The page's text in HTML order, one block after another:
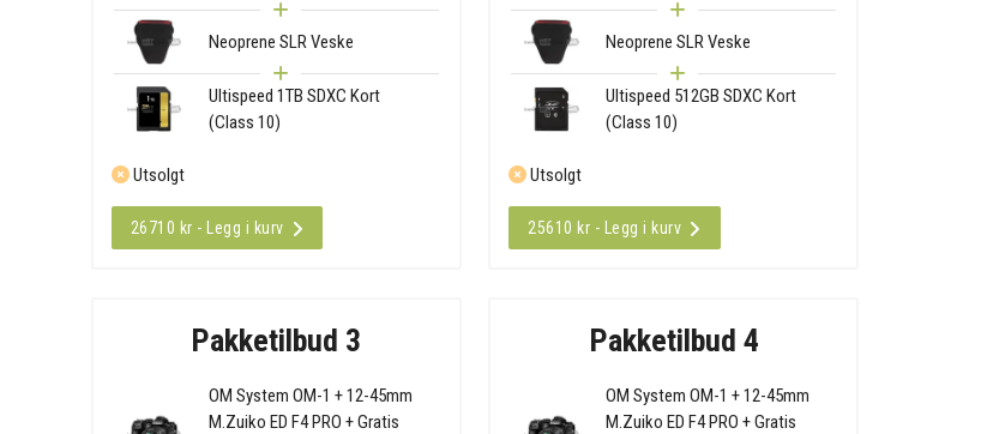
Neoprene SLR Veske
Ultispeed 1TB SDXC Kort
(Class 10)
Utsolgt
26710 kr - Legg i kurv
Neoprene SLR Veske
Ultispeed 512GB SDXC Kort
(Class 10)
Utsolgt
25610 kr - Legg i kurv
Pakketilbud 3
OM System OM-1 + 12-45mm
M.Zuiko ED F4 PRO + Gratis
Pakketilbud 4
OM System OM-1 + 12-45mm
M.Zuiko ED F4 PRO + Gratis